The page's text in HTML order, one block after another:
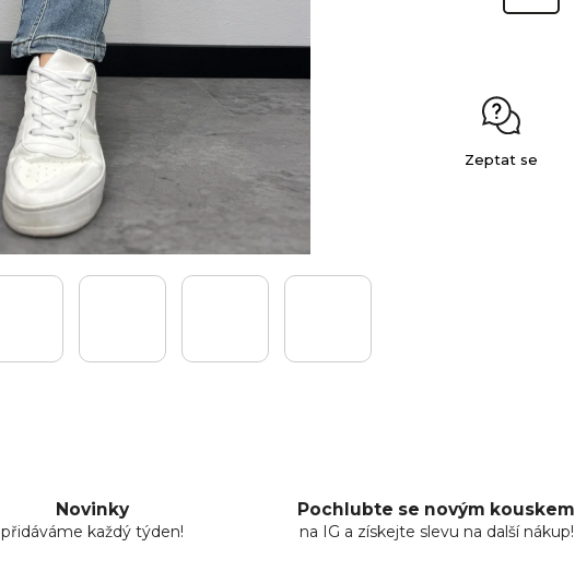
Zeptat se
Novinky
přidáváme každý týden!
Pochlubte se novým kouskem
na IG a získejte slevu na další nákup!